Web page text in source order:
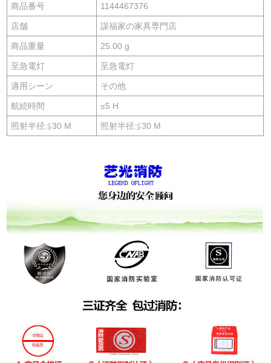
商品番号 1144467376
店舗 謀福家の家具専門店
商品重量 25.00 g
至急電灯 至急電灯
適用シーン その他
航続時間 ≤5 H
照射半径:≦30 M 照射半径:≦30 M